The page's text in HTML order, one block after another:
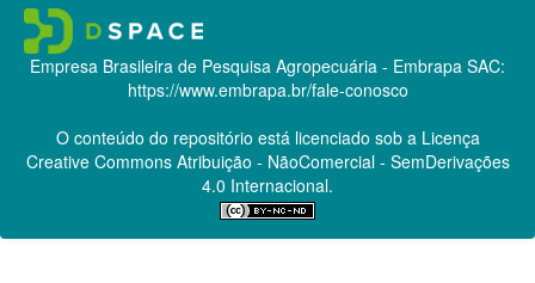
Empresa Brasileira de Pesquisa Agropecuária - Embrapa SAC:
https://www.embrapa.br/fale-conosco
O conteúdo do repositório está licenciado sob a Licença
Creative CommonsAtribuição - NãoComercial - SemDerivações
4.0 Internacional.